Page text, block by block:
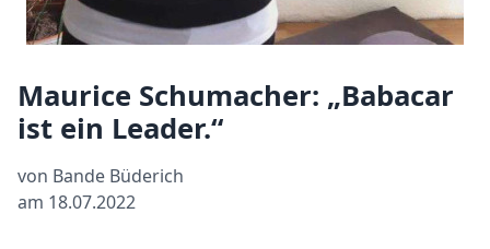
Maurice Schumacher: „Babacar
ist ein Leader.“
von Bande Büderich
am 18.07.2022